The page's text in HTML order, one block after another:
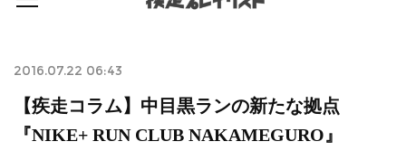
2016.07.22 06:43
【疾走コラム】中目黒ランの新たな拠点
『NIKE+ RUN CLUB NAKAMEGURO』